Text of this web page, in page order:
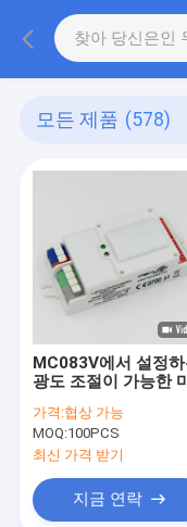
모든 제품 (578)
MC083V에서 설정
광도 조절이 가능한
5.8GHz 고주파 하락
가격:협상 가능
MOQ:100PCS
최신 가격 받기
지금 연락